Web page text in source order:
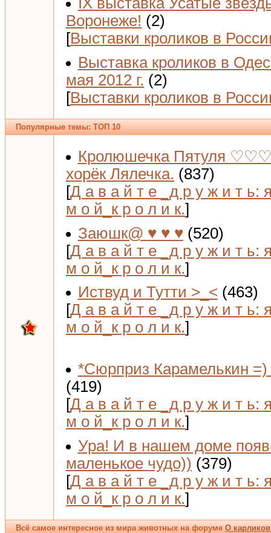
Воронеже! (2)
[Выставки кроликов в
Выставка кроликов в
мая 2012 г. (2)
[Выставки кроликов в
Популярные темы: ТОП 10
Кролюшечка Пятуля
хорёк Лялечка. (837)
[Д а в а й т е _д р у ж и т ь:
м о й_к р о л и к.]
Заюшк@ ♥ ♥ ♥ (520)
[Д а в а й т е _д р у ж и т ь:
м о й_к р о л и к.]
Иствуд и Тутти >_< (463)
[Д а в а й т е _д р у ж и т ь:
м о й_к р о л и к.]
*Сюрприз Карамелькин =)
(419)
[Д а в а й т е _д р у ж и т ь:
м о й_к р о л и к.]
Ура! И в нашем доме
маленькое чудо)) (379)
[Д а в а й т е _д р у ж и т ь:
м о й_к р о л и к.]
Всё самое интересное из мира животных на форумеО